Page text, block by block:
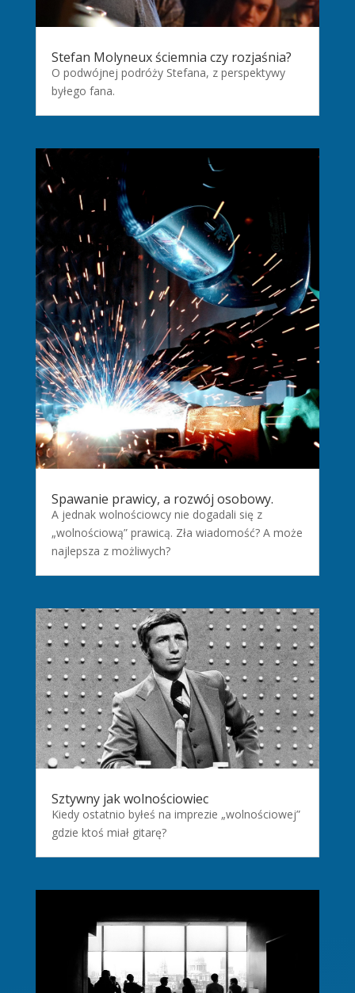
Stefan Molyneux ściemnia czy rozjaśnia?
O podwójnej podróży Stefana, z perspektywy
byłego fana.
Spawanie prawicy, a rozwój osobowy.
A jednak wolnościowcy nie dogadali się z
„wolnościową” prawicą. Zła wiadomość? A może
najlepsza z możliwych?
Sztywny jak wolnościowiec
Kiedy ostatnio byłeś na imprezie „wolnościowej”
gdzie ktoś miał gitarę?